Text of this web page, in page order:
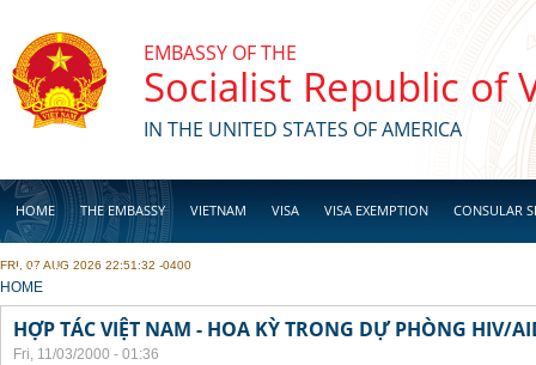
EMBASSY OF THE
Socialist Republic of
IN THE UNITED STATES OF AMERICA
HOME THE EMBASSY VIETNAM VISA VISA EXEMPTION CONSULAR
BUSINESS
FRI, 07 AUG 2026 22:51:32 -0400
YOU ARE HERE
HOME
HỢP TÁC VIỆT NAM - HOA KỲ TRONG DỰ PHÒNG HIV/
Fri, 11/03/2000 - 01:36